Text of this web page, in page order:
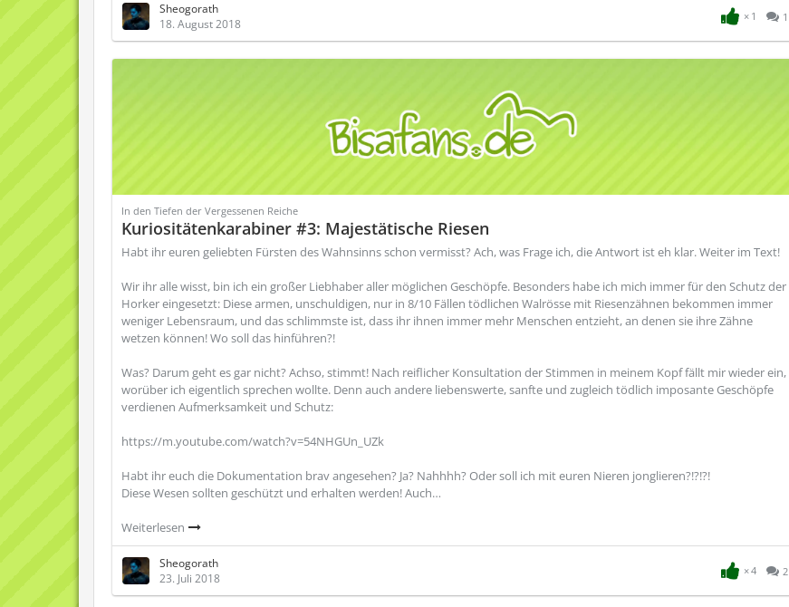
Sheogorath
18. August 2018
1 1
In den Tiefen der Vergessenen Reiche
Kuriositätenkarabiner #3: Majestätische Riesen
Habt ihr euren geliebten Fürsten des Wahnsinns schon vermisst? Ach, was Frage ich, die Antwort ist eh klar. Weiter im Text!
Wir ihr alle wisst, bin ich ein großer Liebhaber aller möglichen Geschöpfe. Besonders habe ich mich immer für den Schutz der
Horker eingesetzt: Diese armen, unschuldigen, nur in 8/10 Fällen tödlichen Walrösse mit Riesenzähnen bekommen immer
weniger Lebensraum, und das schlimmste ist, dass ihr ihnen immer mehr Menschen entzieht, an denen sie ihre Zähne
wetzen können! Wo soll das hinführen?!
Was? Darum geht es gar nicht? Achso, stimmt! Nach reiflicher Konsultation der Stimmen in meinem Kopf fällt mir wieder ein,
worüber ich eigentlich sprechen wollte. Denn auch andere liebenswerte, sanfte und zugleich tödlich imposante Geschöpfe
verdienen Aufmerksamkeit und Schutz:
https://m.youtube.com/watch?v=54NHGUn_UZk
Habt ihr euch die Dokumentation brav angesehen? Ja? Nahhhh? Oder soll ich mit euren Nieren jonglieren?!?!?!
Diese Wesen sollten geschützt und erhalten werden! Auch…
Weiterlesen
Sheogorath
23. Juli 2018
4 2